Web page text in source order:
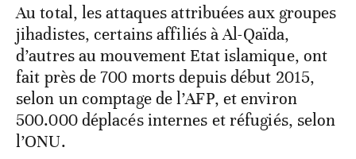
Au total, les attaques attribuées aux groupes
jihadistes, certains affiliés à Al-Qaïda,
d’autres au mouvement Etat islamique, ont
fait près de 700 morts depuis début 2015,
selon un comptage de l’AFP, et environ
500.000 déplacés internes et réfugiés, selon
l’ONU.